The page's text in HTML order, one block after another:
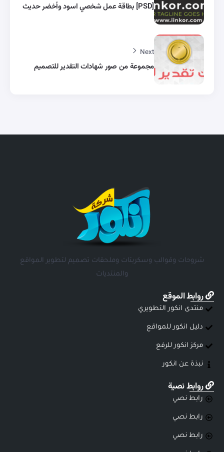
[PSD] بطاقة عمل شخصي اسود وأخضر حديث
Next
مجموعة من صور شهادات التقدير للتصميم
شروحات وقوالب وسكربتات وملحقات تصميم لتطوير المواقع
والمنتديات
روابط الموقع
منتدى انكور التطويري
دليل انكور للمواقع
مركز انكور للرفع
نبذة عن انكور
روابط نصية
رابط نصي
رابط نصي
رابط نصي